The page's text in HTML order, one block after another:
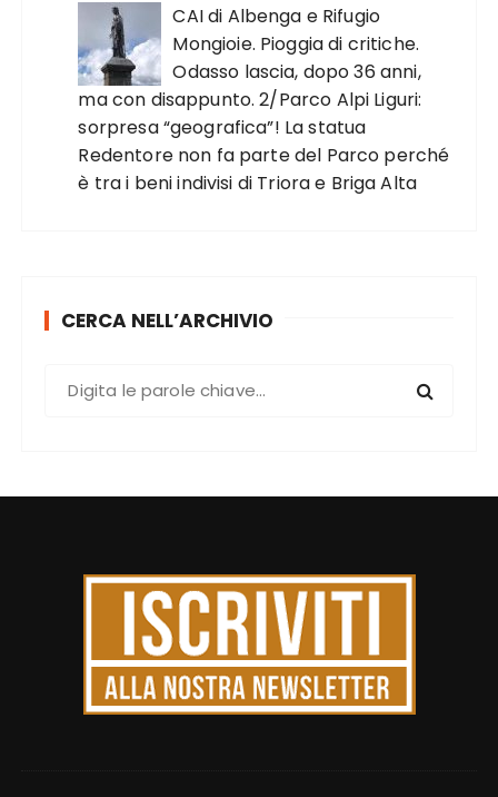
CAI di Albenga e Rifugio
Mongioie. Pioggia di critiche.
Odasso lascia, dopo 36 anni,
ma con disappunto. 2/Parco Alpi Liguri:
sorpresa “geografica”! La statua
Redentore non fa parte del Parco perché
è tra i beni indivisi di Triora e Briga Alta
CERCA NELL’ARCHIVIO